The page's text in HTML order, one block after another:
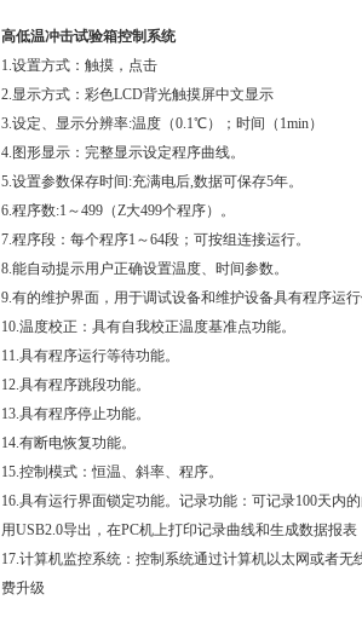
高低温冲击试验箱控制系统
1.设置方式：触摸，点击
2.显示方式：彩色LCD背光触摸屏中文显示
3.设定、显示分辨率:温度（0.1℃）；时间（1min）
4.图形显示：完整显示设定程序曲线。
5.设置参数保存时间:充满电后,数据可保存5年。
6.程序数:1～499（Z大499个程序）。
7.程序段：每个程序1～64段；可按组连接运行。
8.能自动提示用户正确设置温度、时间参数。
9.有的维护界面，用于调试设备和维护设备具有程序运行
10.温度校正：具有自我校正温度基准点功能。
11.具有程序运行等待功能。
12.具有程序跳段功能。
13.具有程序停止功能。
14.有断电恢复功能。
15.控制模式：恒温、斜率、程序。
16.具有运行界面锁定功能。记录功能：可记录100天内
用USB2.0导出，在PC机上打印记录曲线和生成数据报
17.计算机监控系统：控制系统通过计算机以太网或者
费升级